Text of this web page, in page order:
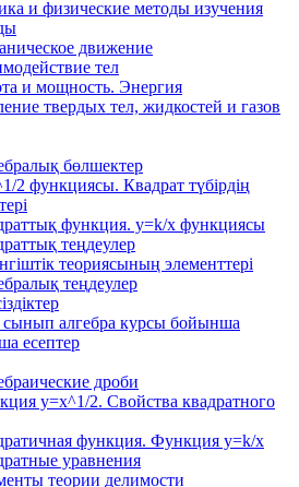
и физические методы изучения
движение
тел
и мощность. Энергия
твердых тел, жидкостей и газов
бөлшектер
2 функциясы. Квадрат түбірдің
функция. у=k/x функциясы
теңдеулер
теориясының элементтері
теңдеулер
сынып алгебра курсы бойынша
есептер
дроби
y=x^1/2. Свойства квадратного
функция. Функция у=k/x
уравнения
теории делимости